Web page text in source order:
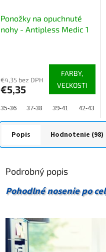
Ponožky na opuchnuté
nohy - Antipless Medic 1
je
5,0
5
€4,35 bez DPH
€5,35
FARBY,
VEĽKOSTI
35-36 37-38 39-41 42-43
Popis Hodnotenie (98)
Podrobný popis
Pohodlné nosenie po